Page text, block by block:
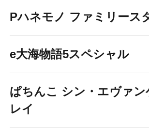
Pハネモノ ファミリース
e大海物語5スペシャル
ぱちんこ シン・エヴァ
レイ